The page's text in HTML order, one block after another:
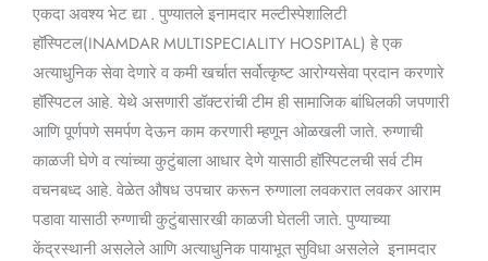
एकदा अवश्य भेट द्या . पुण्यातले इनामदार मल्टीस्पेशालिटी
हॉस्पिटल(INAMDAR MULTISPECIALITY HOSPITAL) हे एक
अत्याधुनिक सेवा देणारे व कमी खर्चात सर्वोत्कृष्ट आरोग्यसेवा प्रदान करणारे
हॉस्पिटल आहे. येथे असणारी डॉक्टरांची टीम ही सामाजिक बांधिलकी जपणारी
आणि पूर्णपणे समर्पण देऊन काम करणारी म्हणून ओळखली जाते. रुग्णाची
काळजी घेणे व त्यांच्या कुटुंबाला आधार देणे यासाठी हॉस्पिटलची सर्व टीम
वचनबध्द आहे. वेळेत औषध उपचार करून रुग्णाला लवकरात लवकर आराम
पडावा यासाठी रुग्णाची कुटुंबासारखी काळजी घेतली जाते. पुण्याच्या
केंद्रस्थानी असलेले आणि अत्याधुनिक पायाभूत सुविधा असलेले इनामदार